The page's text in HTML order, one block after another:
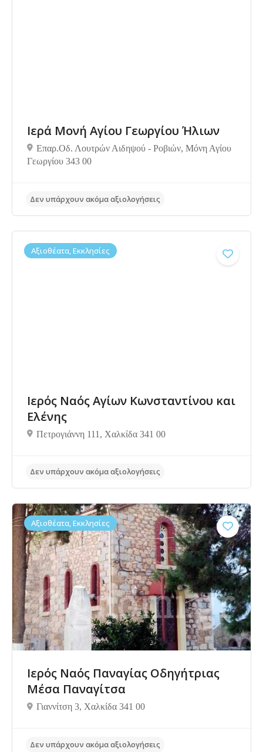
Δεν υπάρχουν ακόμα αξιολογήσεις
Ιερά Μονή Αγίου Γεωργίου Ήλιων
Επαρ.Οδ. Λουτρών Αιδηψού - Ροβιών, Μόνη Αγίου
Γεωργίου 343 00
Αξιοθέατα, Εκκλησίες
Ιερός Ναός Αγίων Κωνσταντίνου και
Ελένης
Πετρογιάννη 111, Χαλκίδα 341 00
Αξιοθέατα, Εκκλησίες
Ιερός Ναός Παναγίας Οδηγήτριας
Μέσα Παναγίτσα
Γιαννίτση 3, Χαλκίδα 341 00